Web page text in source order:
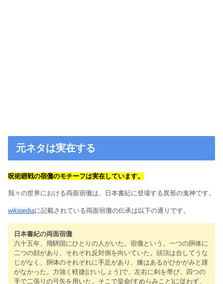
元ネタは実在する
呪術廻戦の宿儺のモチーフは実在しています。
我々の世界における両面宿儺は、日本書紀に登場する異形の鬼神です。
wikipediaに記載されている両面宿儺の伝承は以下の通りです。
日本書紀の両面宿儺
六十五年、飛騨国にひとりの人がいた。宿儺という。一つの胴体に
二つの顔があり、それぞれ反対側を向いていた。頭頂は合してうな
じがなく、胴体のそれぞれに手足があり、膝はあるがひかがみと踵
がなかった。力強く軽捷(けいしょう)で、左右に剣を帯び、四つの
手で二張りの弓矢を用いた。そこで皇命(すめらみこと)に従わず、